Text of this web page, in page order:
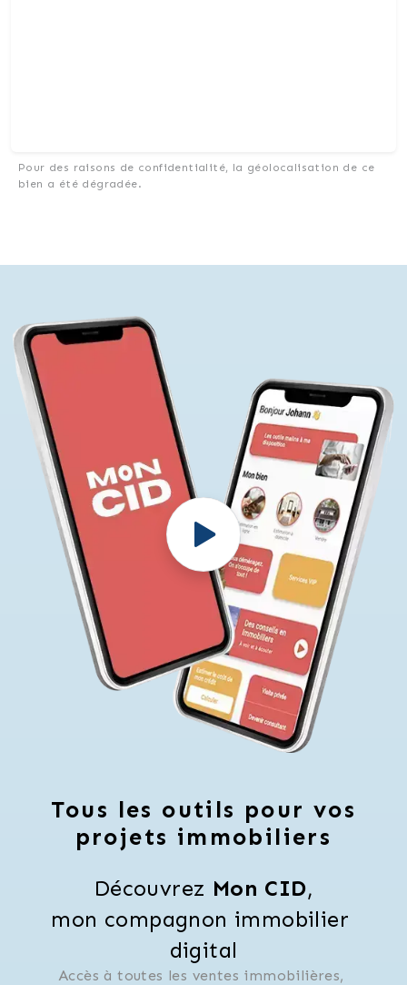
Pour des raisons de confidentialité, la géolocalisation de ce
bien a été dégradée.
Tous les outils pour vos
projets immobiliers
Découvrez Mon CID,
mon compagnon immobilier
digital
Accès à toutes les ventes immobilières,